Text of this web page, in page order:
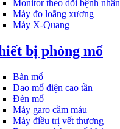
Monitor theo dõi bệnh nhân
Máy đo loãng xương
Máy X-Quang
bị phòng mổ
Bàn mổ
Dao mổ điện cao tần
Đèn mổ
Máy garo cầm máu
Máy điều trị vết thương